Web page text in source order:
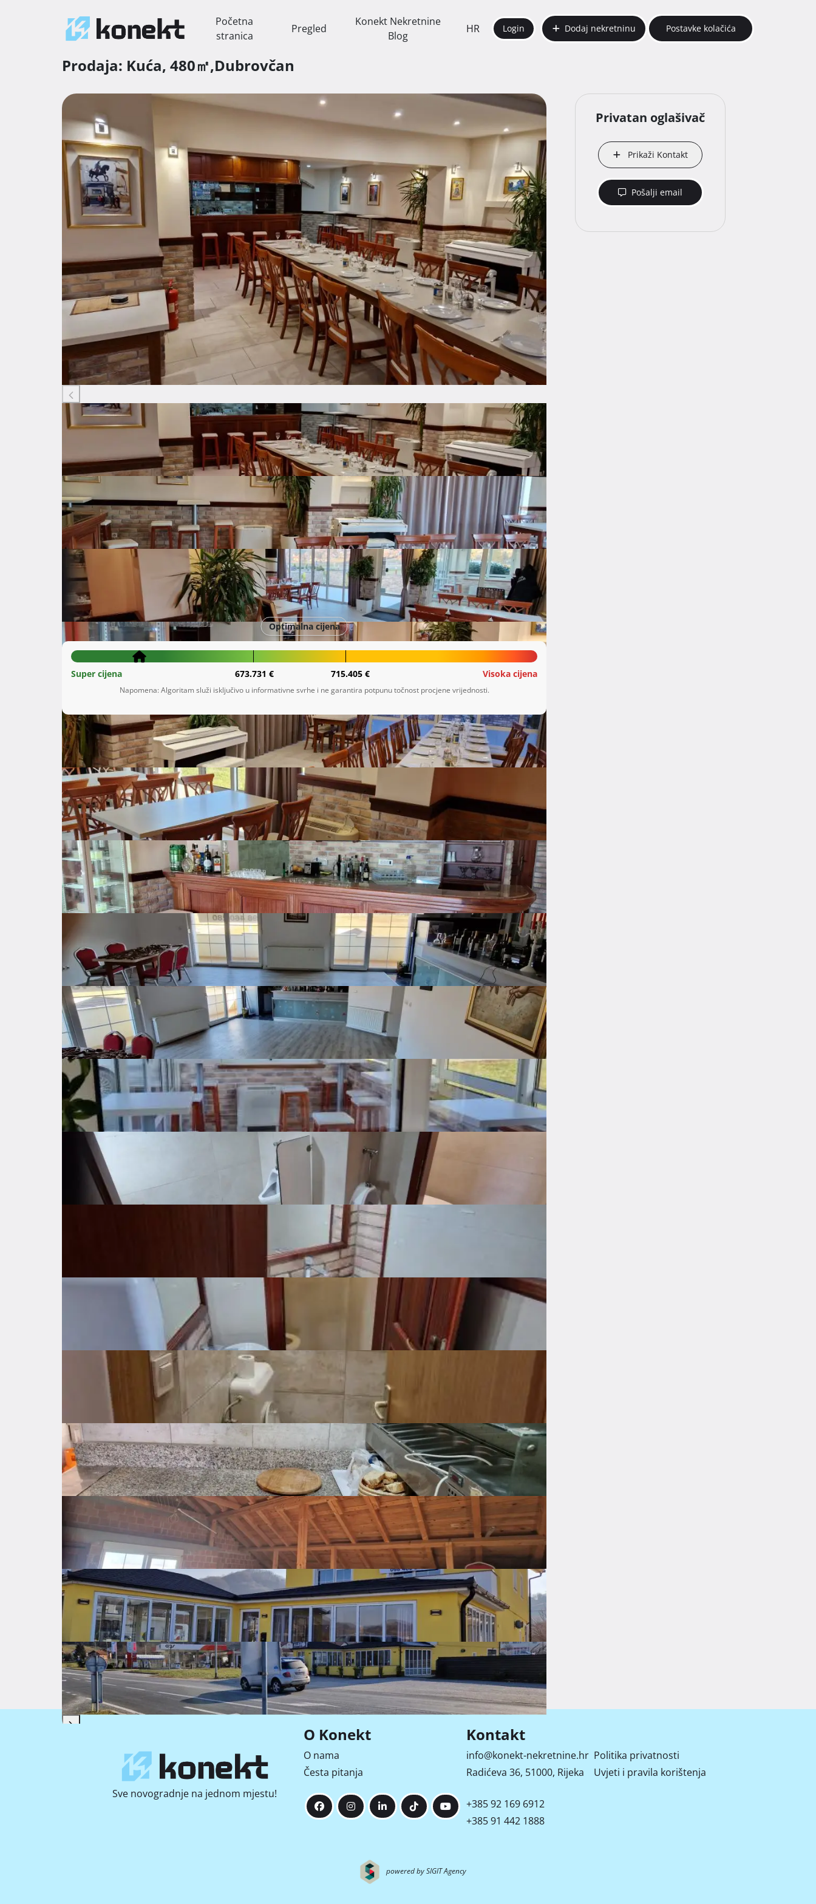
Početna
stranica
Pregled
Konekt Nekretnine
Blog
HR Login Dodaj nekretninu Postavke kolačića
Prodaja: Kuća, 480㎡,Dubrovčan
Fotografije
Šifra oglasa: 05178691
Dubrovčan
Krapinsko-zagorska županija
390.000 €
Optimalna cijena
Super cijena 673.731 € 715.405 € Visoka cijena
Napomena: Algoritam služi isključivo u informativne svrhe i ne garantira potpunu točnost procjene vrijednosti.
Opis
Kuća na odličnoj lokaciji s novouređenom PIZZERIOM u kompletnom prizemlju. Na katu veliki stan.
Potkrovlje neuređeno( predviđena dva stana).
Prikaži više
Osnovne značajke
Općenito o nekretnini
Cijena
390.000 €
Cijena po kvadratu
813 €
Neto površina
480 ㎡
Bruto površina
㎡
Ukupno katova
1
Godina izgradnje
2008
Posljednja renovacija
2020
Dostupno od
Odmah
Detalji o nekretnini
Broj spavaonica
4
Broj kupaonica
2
Namještenost
Namješten
Stolarija
Pvc
Grijanje
Samostalno
Klima uređaj
Parking Vanjski ne-natkriveni parking
Spremište
Pogled na ulicu
Privatan oglašivač
Prikaži Kontakt
Pošalji email
Sve novogradnje na jednom mjestu!
O Konekt
O nama
Česta pitanja
Kontakt
info@konekt-nekretnine.hr
Radićeva 36, 51000, Rijeka
+385 92 169 6912
+385 91 442 1888
Politika privatnosti
Uvjeti i pravila korištenja
powered by SIGIT Agency